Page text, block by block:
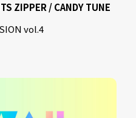
ZIPPER / CANDY TUNE
vol.4